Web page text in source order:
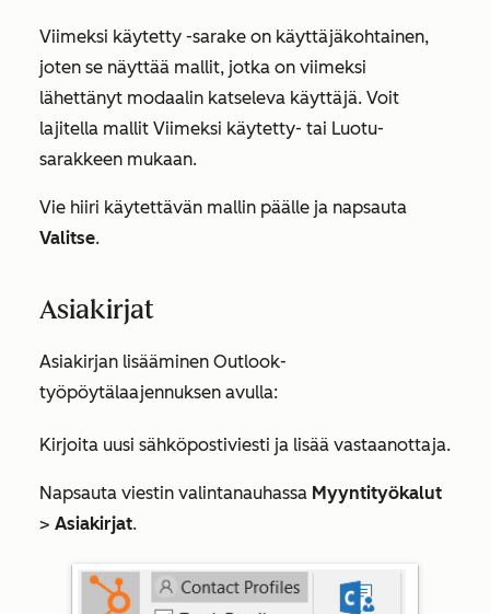
Viimeksi käytetty -sarake on käyttäjäkohtainen,
joten se näyttää mallit, jotka on viimeksi
lähettänyt modaalin katseleva käyttäjä. Voit
lajitella mallit Viimeksi käytetty- tai Luotu-
sarakkeen mukaan.
Vie hiiri käytettävän mallin päälle ja napsauta
Valitse.
Asiakirjat
Asiakirjan lisääminen Outlook-
työpöytälaajennuksen avulla:
Kirjoita uusi sähköpostiviesti ja lisää vastaanottaja.
Napsauta viestin valintanauhassa Myyntityökalut
> Asiakirjat.